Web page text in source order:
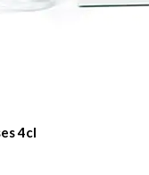
4cl